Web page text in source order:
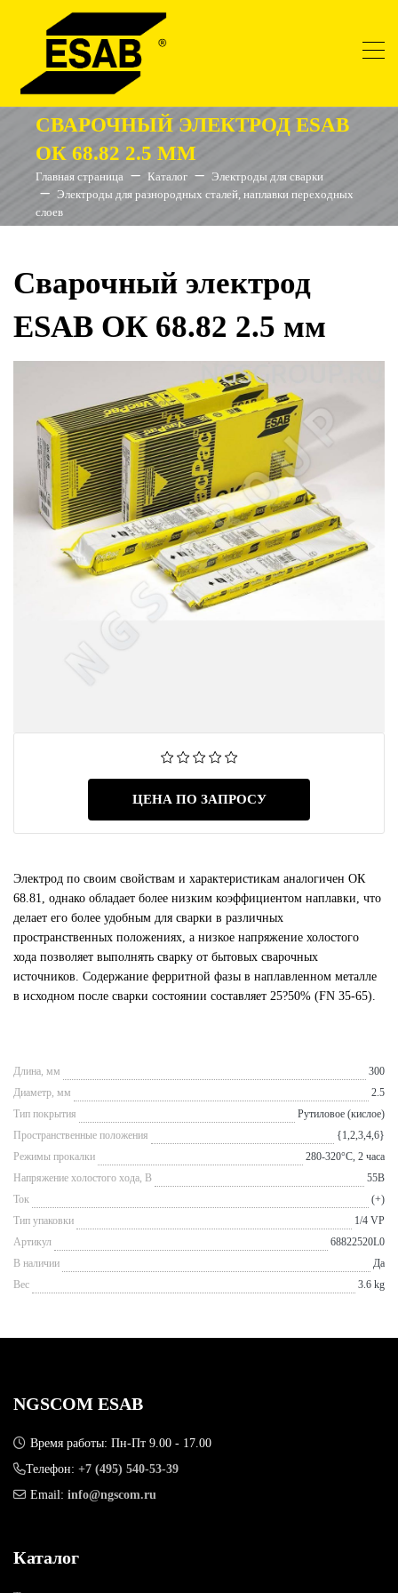
СВАРОЧНЫЙ ЭЛЕКТРОД ESAB
ОК 68.82 2.5 ММ
Главная страница Каталог
Электроды для сварки
Электроды для разнородных сталей, наплавки переходных
слоев
Сварочный электрод
ESAB ОК 68.82 2.5 мм
ЦЕНА ПО ЗАПРОСУ
Электрод по своим свойствам и характеристикам аналогичен ОК
68.81, однако обладает более низким коэффициентом наплавки, что
делает его более удобным для сварки в различных
пространственных положениях, а низкое напряжение холостого
хода позволяет выполнять сварку от бытовых сварочных
источников. Содержание ферритной фазы в наплавленном металле
в исходном после сварки состоянии составляет 25?50% (FN 35-65).
Длина, мм
300
Диаметр, мм
2.5
Тип покрытия
Рутиловое (кислое)
Пространственные положения
{1,2,3,4,6}
Режимы прокалки
280-320°С, 2 часа
Напряжение холостого хода, В
55В
Ток
(+)
Тип упаковки
1/4 VP
Артикул
68822520L0
В наличии
Да
Вес
3.6 kg
NGSCOM ESAB
Время работы: Пн-Пт 9.00 - 17.00
Телефон: +7 (495) 540-53-39
Email: info@ngscom.ru
Каталог